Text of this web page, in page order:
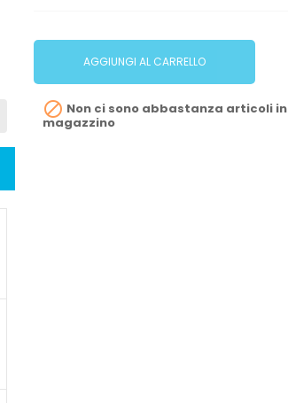
AGGIUNGI AL CARRELLO
 Non ci sono abbastanza articoli in
magazzino